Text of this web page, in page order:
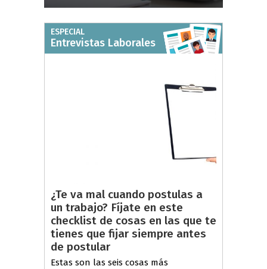
ESPECIAL
Entrevistas Laborales
¿Te va mal cuando postulas a
un trabajo? Fíjate en este
checklist de cosas en las que te
tienes que fijar siempre antes
de postular
Estas son las seis cosas más